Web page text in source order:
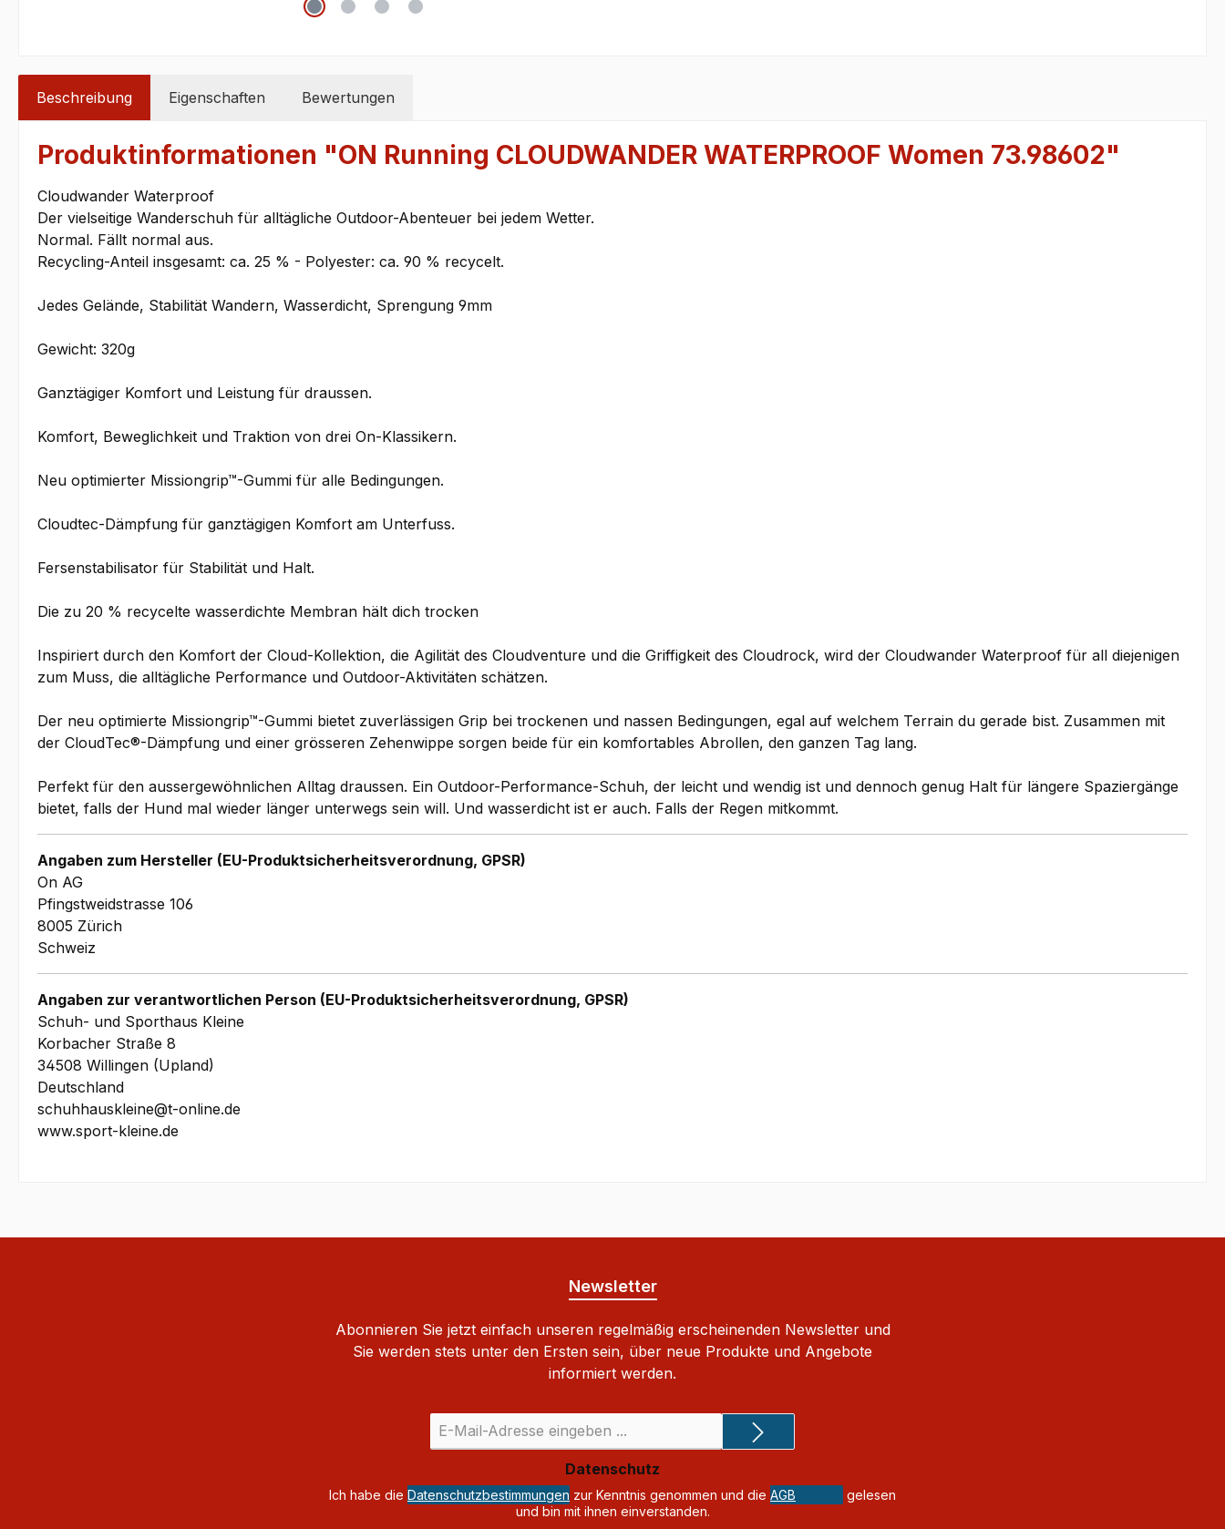
Beschreibung Eigenschaften Bewertungen
Produktinformationen "ON Running CLOUDWANDER WATERPROOF Women 73.98602"
Cloudwander Waterproof
Der vielseitige Wanderschuh für alltägliche Outdoor-Abenteuer bei jedem Wetter.
Normal. Fällt normal aus.
Recycling-Anteil insgesamt: ca. 25 % - Polyester: ca. 90 % recycelt.
Jedes Gelände, Stabilität Wandern, Wasserdicht, Sprengung 9mm
Gewicht: 320g
Ganztägiger Komfort und Leistung für draussen.
Komfort, Beweglichkeit und Traktion von drei On-Klassikern.
Neu optimierter Missiongrip™-Gummi für alle Bedingungen.
Cloudtec-Dämpfung für ganztägigen Komfort am Unterfuss.
Fersenstabilisator für Stabilität und Halt.
Die zu 20 % recycelte wasserdichte Membran hält dich trocken
Inspiriert durch den Komfort der Cloud-Kollektion, die Agilität des Cloudventure und die Griffigkeit des Cloudrock, wird der Cloudwander Waterproof für all diejenigen
zum Muss, die alltägliche Performance und Outdoor-Aktivitäten schätzen.
Der neu optimierte Missiongrip™-Gummi bietet zuverlässigen Grip bei trockenen und nassen Bedingungen, egal auf welchem Terrain du gerade bist. Zusammen mit
der CloudTec®-Dämpfung und einer grösseren Zehenwippe sorgen beide für ein komfortables Abrollen, den ganzen Tag lang.
Perfekt für den aussergewöhnlichen Alltag draussen. Ein Outdoor-Performance-Schuh, der leicht und wendig ist und dennoch genug Halt für längere Spaziergänge
bietet, falls der Hund mal wieder länger unterwegs sein will. Und wasserdicht ist er auch. Falls der Regen mitkommt.
Angaben zum Hersteller (EU-Produktsicherheitsverordnung, GPSR)
On AG
Pfingstweidstrasse 106
8005 Zürich
Schweiz
Angaben zur verantwortlichen Person (EU-Produktsicherheitsverordnung, GPSR)
Schuh- und Sporthaus Kleine
Korbacher Straße 8
34508 Willingen (Upland)
Deutschland
schuhhauskleine@t-online.de
www.sport-kleine.de
Newsletter
Abonnieren Sie jetzt einfach unseren regelmäßig erscheinenden Newsletter und
Sie werden stets unter den Ersten sein, über neue Produkte und Angebote
informiert werden.
Mail-
Adresse
*
Datenschutz
Ich habe die Datenschutzbestimmungen zur Kenntnis genommen und die AGB
gelesen
und bin mit ihnen einverstanden.